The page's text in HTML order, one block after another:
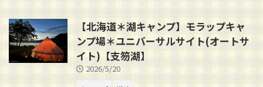
【北海道＊湖キャンプ】モラップキャ
ンプ場＊ユニバーサルサイト(オートサ
イト)【支笏湖】
2026/5/20